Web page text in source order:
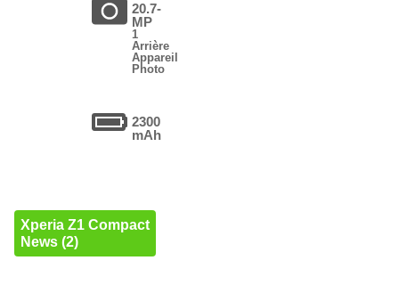
20.7-
MP
1
Arrière
Appareil
Photo
2300
mAh
Xperia Z1 Compact
News (2)